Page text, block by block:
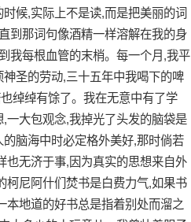
候,实际上不是读,而是把美丽的词
到那词句像酒精一样溶解在我的身
我每根血管的末梢。每一个月,我平
圣的劳动,三十五年中我喝下的啤
绰绰有馀了。我在无意中有了学
一大包观念,我掉光了头发的脑袋是
脑海中时必定格外美好,那时倘若
也无济于事,因为真实的思想来自外
柯尼阿什们焚书是白费力气,如果书
本地道的好书总是指着别处而溜之